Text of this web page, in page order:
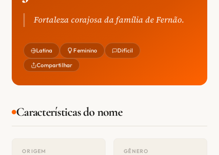
Fortaleza corajosa da família de Fernão.
Latina Feminino Difícil
Compartilhar
Características do nome
ORIGEM GÊNERO